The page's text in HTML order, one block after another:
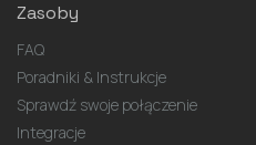
Zasoby
FAQ
Poradniki & Instrukcje
Sprawdź swoje połączenie
Integracje